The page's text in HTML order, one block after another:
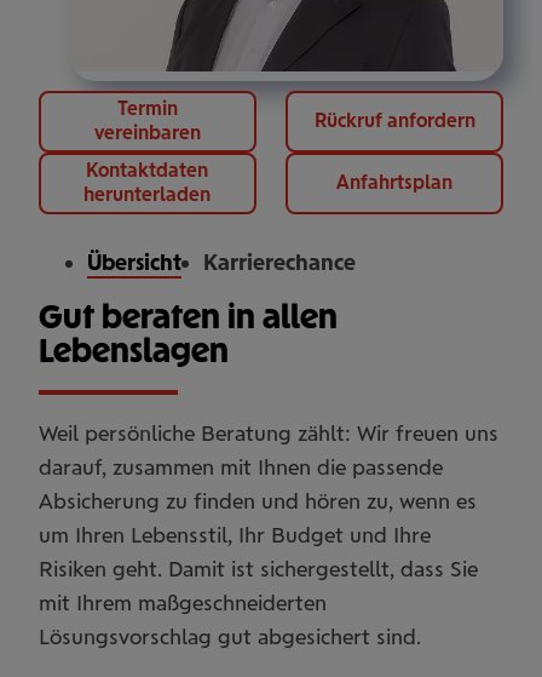
Termin
vereinbaren
Rückruf anfordern
Kontaktdaten
herunterladen
Anfahrtsplan
Übersicht Karrierechance
Gut beraten in allen
Lebenslagen
Weil persönliche Beratung zählt: Wir freuen uns
darauf, zusammen mit Ihnen die passende
Absicherung zu finden und hören zu, wenn es
um Ihren Lebensstil, Ihr Budget und Ihre
Risiken geht. Damit ist sichergestellt, dass Sie
mit Ihrem maßgeschneiderten
Lösungsvorschlag gut abgesichert sind.